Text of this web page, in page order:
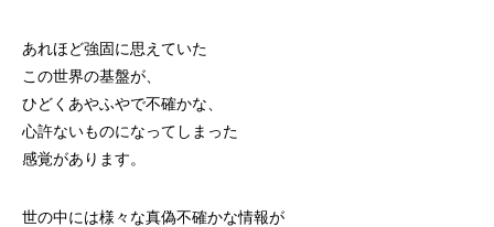
あれほど強固に思えていた
この世界の基盤が、
ひどくあやふやで不確かな、
心許ないものになってしまった
感覚があります。
世の中には様々な真偽不確かな情報が